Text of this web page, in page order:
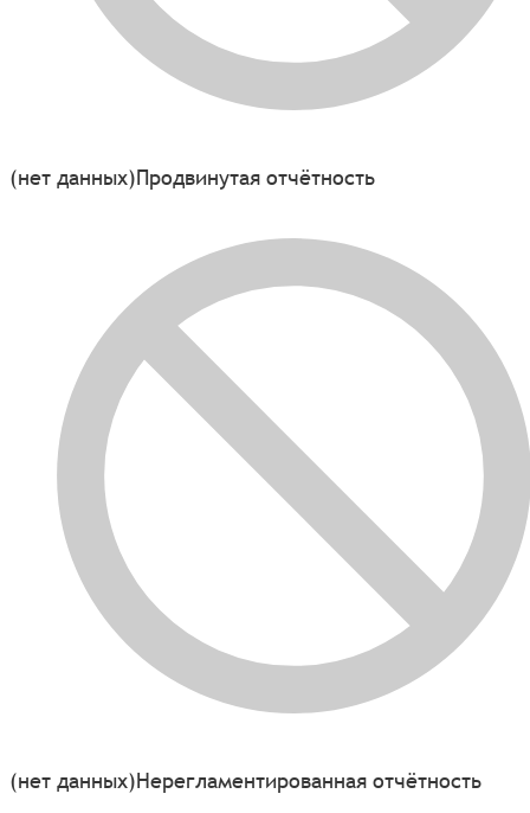
(нет данных)Продвинутая отчётность
(нет данных)Нерегламентированная отчётность